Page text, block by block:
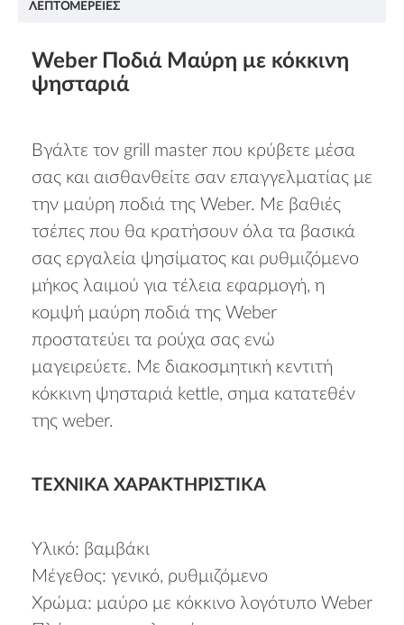
ΛΕΠΤΟΜΈΡΕΙΕΣ
Weber Ποδιά Μαύρη με κόκκινη
ψησταριά
Βγάλτε τον grill master που κρύβετε μέσα
σας και αισθανθείτε σαν επαγγελματίας με
την μαύρη ποδιά της Weber. Με βαθιές
τσέπες που θα κρατήσουν όλα τα βασικά
σας εργαλεία ψησίματος και ρυθμιζόμενο
μήκος λαιμού για τέλεια εφαρμογή, η
κομψή μαύρη ποδιά της Weber
προστατεύει τα ρούχα σας ενώ
μαγειρεύετε. Με διακοσμητική κεντιτή
κόκκινη ψησταριά kettle, σημα κατατεθέν
της weber.
ΤΕΧΝΙΚΆ ΧΑΡΑΚΤΗΡΙΣΤΙΚΆ
Υλικό: βαμβάκι
Μέγεθος: γενικό, ρυθμιζόμενο
Χρώμα: μαύρο με κόκκινο λογότυπο Weber